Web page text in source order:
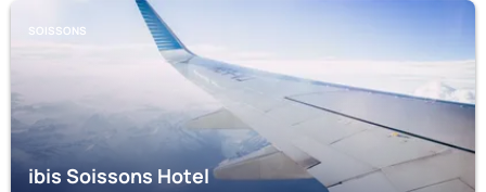
SOISSONS
ibis Soissons Hotel